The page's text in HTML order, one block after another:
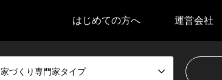
はじめての方へ 運営会社
家づくり専門家タイプ